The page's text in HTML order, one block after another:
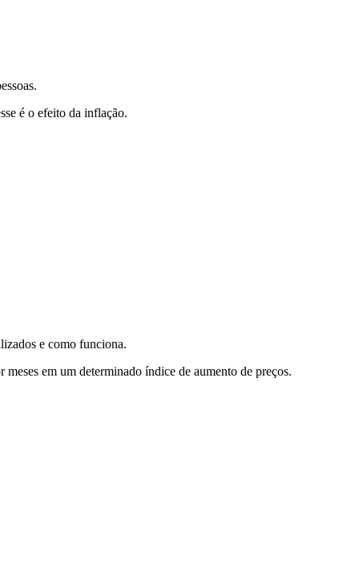
é o efeito da inflação.
e como funciona.
em um determinado índice de aumento de preços.